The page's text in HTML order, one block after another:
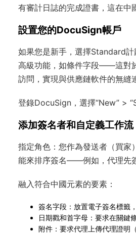
有審計日誌的完成證書，這在中
設置您的DocuSign帳戶
如果您是新手，選擇Standard
高級功能，如條件字段——這對
訪問，實現與供應鏈軟件的無縫
登錄DocuSign，選擇“New” >
添加簽名者和自定義工作流
指定角色：您作為發送者（買
能來排序簽名——例如，代理先
融入符合中國元素的要素：
簽名字段 ：放置電子簽名標籤
日期戳和首字母 ：要求在關鍵
附件 ：要求代理上傳代理證明